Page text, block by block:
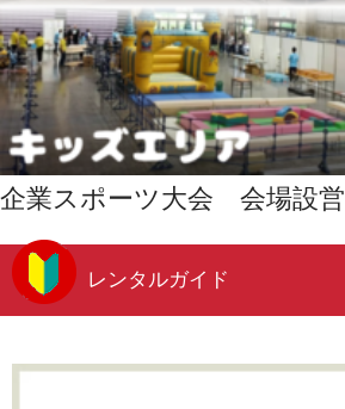
企業スポーツ大会 会場設営
レンタルガイド